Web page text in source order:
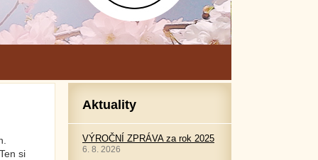
si
Aktuality
VÝROČNÍ ZPRÁVA za rok 2025
6. 8. 2026